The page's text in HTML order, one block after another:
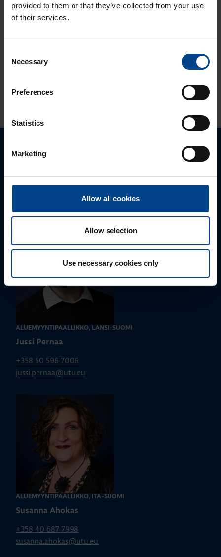
provided to them or that they’ve collected from your use
of their services.
Selection
Necessary
Preferences
Statistics
Marketing
Allow all cookies
Allow selection
Use necessary cookies only
Lukuaika: 3 min
Uuden sukupolven
Ota yhteyttä!
sähköpostitse tai verkkolomakkeen kautta.
ALUEMYYNTIPÄÄLLIKKÖ, LÄNSI-SUOMI
Jussi Pernaa
+358 50 596 7006
jussi.pernaa@utu.eu
ALUEMYYNTIPÄÄLLIKKÖ, ITÄ-SUOMI
Susanna Ahokas
+358 40 687 7998
susanna.ahokas@utu.eu